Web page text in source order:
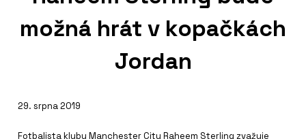
možná hrát v kopačkách
Jordan
29. srpna 2019
Fotbalista klubu Manchester City Raheem Sterling zvažuje